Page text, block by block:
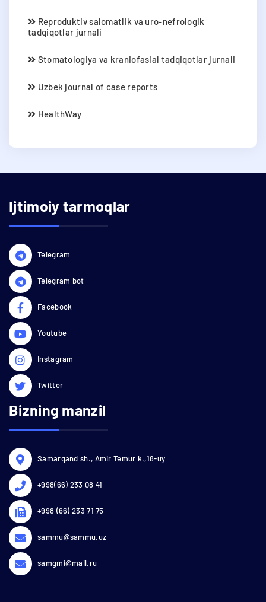
Reproduktiv salomatlik va uro-nefrologik
tadqiqotlar jurnali
Stomatologiya va kraniofasial tadqiqotlar jurnali
Uzbek journal of case reports
HealthWay
Ijtimoiy tarmoqlar
Telegram
Telegram bot
Facebook
Youtube
Instagram
Twitter
Bizning manzil
Samarqand sh., Amir Temur k.,18-uy
+998(66) 233 08 41
+998 (66) 233 71 75
sammu@sammu.uz
samgmi@mail.ru